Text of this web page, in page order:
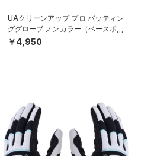
UAクリーンアップ プロ バッティン
ググローブ ノンカラー（ベースボー
ル/MEN）
￥4,950